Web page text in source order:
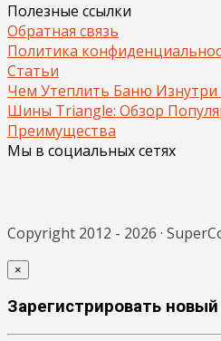
Полезные ссылки
Обратная связь
Политика
Статьи
Чем Утеплить Баню
Шины Triangle: Обзор
Преимущества
Мы в социальных сетях
Copyright 2012 - 2026 ·
×
Зарегистрировать новый